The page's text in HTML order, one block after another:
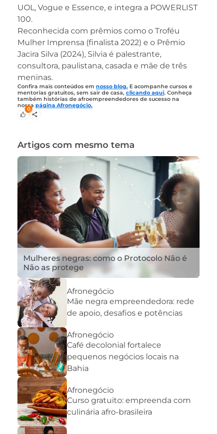
UOL, Vogue e Essence, e integra a POWERLIST
100.
Reconhecida com prêmios como o Troféu
Mulher Imprensa (finalista 2022) e o Prêmio
Jacira Silva (2024), Silvia é palestrante,
consultora, paulistana, casada e mãe de três
meninas.
Confira mais conteúdos em nosso blog. E acompanhe cursos e
mentorias gratuitos, sem sair de casa, clicando aqui. Conheça
também histórias de afroempreendedores de sucesso na
nossa página Afronegócio.
0
Artigos com mesmo tema
Mulheres negras: como o Protocolo Não é
Não as protege
Afronegócio
Mãe negra empreendedora: rede
de apoio, desafios e potências
Afronegócio
Café decolonial fortalece
pequenos negócios locais na
Bahia
Afronegócio
Curso gratuito: empreenda com
culinária afro-brasileira